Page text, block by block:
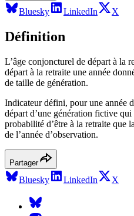
Bluesky LinkedIn X
Définition
L’âge conjoncturel de départ à la
départ à la retraite une année
de taille de génération.
Indicateur défini, pour une année
départ d’une génération fictive
probabilité d’être à la retraite que
de l’année d’observation.
Partager
Bluesky LinkedIn X